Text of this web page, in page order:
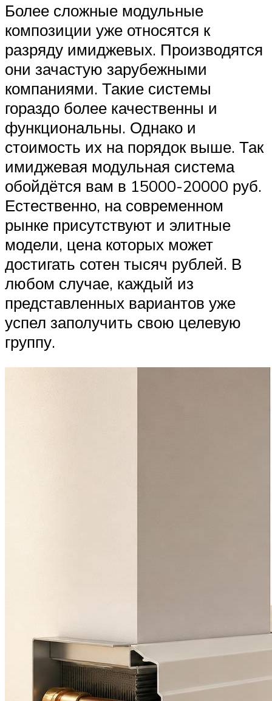
Более сложные модульные
композиции уже относятся к
разряду имиджевых. Производятся
они зачастую зарубежными
компаниями. Такие системы
гораздо более качественны и
функциональны. Однако и
стоимость их на порядок выше. Так
имиджевая модульная система
обойдётся вам в 15000-20000 руб.
Естественно, на современном
рынке присутствуют и элитные
модели, цена которых может
достигать сотен тысяч рублей. В
любом случае, каждый из
представленных вариантов уже
успел заполучить свою целевую
группу.